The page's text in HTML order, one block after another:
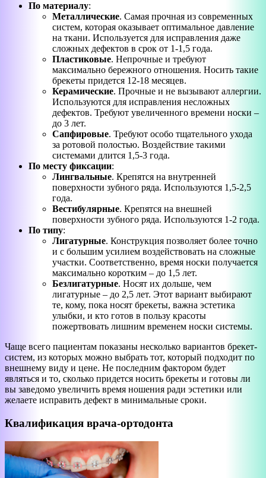
По материалу:
Металлические. Самая прочная из современных
систем, которая оказывает оптимальное давление
на ткани. Используется для исправления даже
сложных дефектов в срок от 1-1,5 года.
Пластиковые. Непрочные и требуют
максимально бережного отношения. Носить такие
брекеты придется 12-18 месяцев.
Керамические. Прочные и не вызывают аллергии.
Используются для исправления несложных
дефектов. Требуют увеличенного времени носки –
до 3 лет.
Сапфировые. Требуют особо тщательного ухода
за ротовой полостью. Воздействие такими
системами длится 1,5-3 года.
По месту фиксации:
Лингвальные. Крепятся на внутренней
поверхности зубного ряда. Используются 1,5-2,5
года.
Вестибулярные. Крепятся на внешней
поверхности зубного ряда. Используются 1-2 года.
По типу:
Лигатурные. Конструкция позволяет более точно
и с большим усилием воздействовать на сложные
участки. Соответственно, время носки получается
максимально коротким – до 1,5 лет.
Безлигатурные. Носят их дольше, чем
лигатурные – до 2,5 лет. Этот вариант выбирают
те, кому, пока носят брекеты, важна эстетика
улыбки, и кто готов в пользу красоты
пожертвовать лишним временем носки системы.
Чаще всего пациентам показаны несколько вариантов брекет-
систем, из которых можно выбрать тот, который подходит по
внешнему виду и цене. Не последним фактором будет
являться и то, сколько придется носить брекеты и готовы ли
вы заведомо увеличить время ношения ради эстетики или
желаете исправить дефект в минимальные сроки.
Квалификация врача-ортодонта